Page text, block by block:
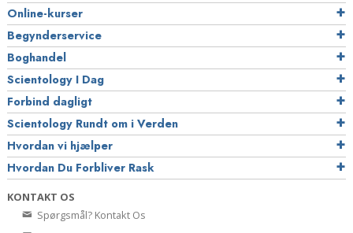
Online-kurser
Begynderservice
Boghandel
Scientology I Dag
Forbind dagligt
Scientology Rundt om i Verden
Hvordan vi hjælper
Hvordan Du Forbliver Rask
KONTAKT OS
Spørgsmål? Kontakt Os